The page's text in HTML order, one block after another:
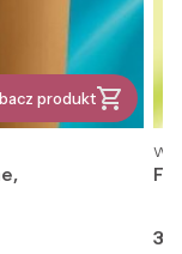
produkt